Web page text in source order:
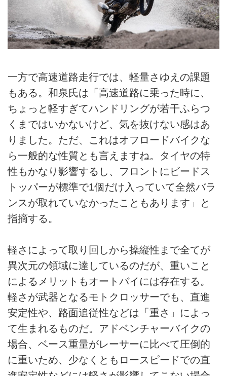
一方で高速道路走行では、軽量さゆえの課題
もある。和泉氏は「高速道路に乗った時に、
ちょっと軽すぎてハンドリングが若干ふらつ
くまではいかないけど、気を抜けない感はあ
りました。ただ、これはオフロードバイクな
ら一般的な性質とも言えますね。タイヤの特
性もかなり影響するし、フロントにビードス
トッパーが標準で1個だけ入っていて全然バラ
ンスが取れていなかったこともあります」と
指摘する。
軽さによって取り回しから操縦性まで全てが
異次元の領域に達しているのだが、重いこと
によるメリットもオートバイには存在する。
軽さが武器となるモトクロッサーでも、直進
安定性や、路面追従性などは「重さ」によっ
て生まれるものだ。アドベンチャーバイクの
場合、ベース重量がレーサーに比べて圧倒的
に重いため、少なくともロースピードでの直